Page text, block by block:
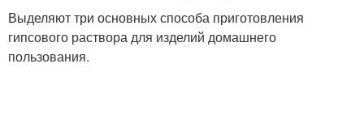
Выделяют три основных способа приготовления
гипсового раствора для изделий домашнего
пользования.